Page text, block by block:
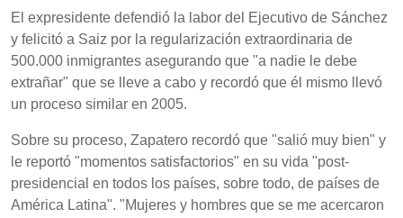
El expresidente defendió la labor del Ejecutivo de Sánchez
y felicitó a Saiz por la regularización extraordinaria de
500.000 inmigrantes asegurando que "a nadie le debe
extrañar" que se lleve a cabo y recordó que él mismo llevó
un proceso similar en 2005.
Sobre su proceso, Zapatero recordó que "salió muy bien" y
le reportó "momentos satisfactorios" en su vida "post-
presidencial en todos los países, sobre todo, de países de
América Latina". "Mujeres y hombres que se me acercaron